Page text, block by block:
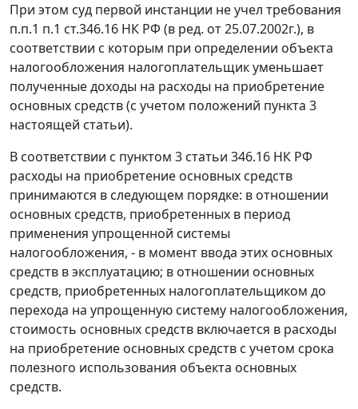
При этом суд первой инстанции не учел требования
п.п.1 п.1 ст.346.16 НК РФ (в ред. от 25.07.2002г.), в
соответствии с которым при определении объекта
налогообложения налогоплательщик уменьшает
полученные доходы на расходы на приобретение
основных средств (с учетом положений пункта 3
настоящей статьи).
В соответствии с пунктом 3 статьи 346.16 НК РФ
расходы на приобретение основных средств
принимаются в следующем порядке: в отношении
основных средств, приобретенных в период
применения упрощенной системы
налогообложения, - в момент ввода этих основных
средств в эксплуатацию; в отношении основных
средств, приобретенных налогоплательщиком до
перехода на упрощенную систему налогообложения,
стоимость основных средств включается в расходы
на приобретение основных средств с учетом срока
полезного использования объекта основных
средств.